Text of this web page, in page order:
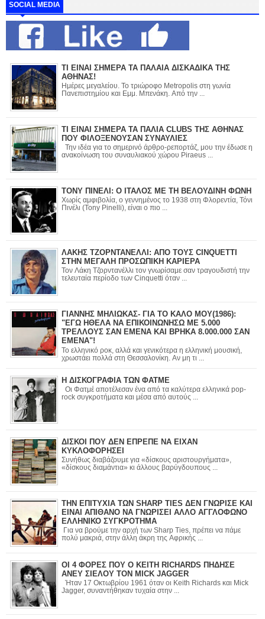
SOCIAL MEDIA
ΤΙ ΕΙΝΑΙ ΣΗΜΕΡΑ ΤΑ ΠΑΛΑΙΑ ΔΙΣΚΑΔΙΚΑ ΤΗΣ
ΑΘΗΝΑΣ!
Ημέρες μεγαλείου. Το τριώροφο Metropolis στη γωνία
Πανεπιστημίου και Εμμ. Μπενάκη. Από την ...
ΤΙ ΕΙΝΑΙ ΣΗΜΕΡΑ ΤΑ ΠΑΛΙΑ CLUBS ΤΗΣ ΑΘΗΝΑΣ
ΠΟΥ ΦΙΛΟΞΕΝΟΥΣΑΝ ΣΥΝΑΥΛΙΕΣ
Την ιδέα για το σημερινό άρθρο-ρεπορτάζ, μου την έδωσε η
ανακοίνωση του συναυλιακού χώρου Piraeus ...
ΤΟΝΥ ΠΙΝΕΛΙ: Ο ΙΤΑΛΟΣ ΜΕ ΤΗ ΒΕΛΟΥΔΙΝΗ ΦΩΝΗ
Χωρίς αμφιβολία, ο γεννημένος το 1938 στη Φλορεντία, Τόνι
Πινέλι (Tony Pinelli), είναι ο πιο ...
ΛΑΚΗΣ ΤΖΟΡΝΤΑΝΕΛΛΙ: ΑΠΟ ΤΟΥΣ CINQUETTI
ΣΤΗΝ ΜΕΓΑΛΗ ΠΡΟΣΩΠΙΚΗ ΚΑΡΙΕΡΑ
Τον Λάκη Τζορντανέλλι τον γνωρίσαμε σαν τραγουδιστή την
τελευταία περίοδο των Cinquetti όταν ...
ΓΙΑΝΝΗΣ ΜΗΛΙΩΚΑΣ- ΓΙΑ ΤΟ ΚΑΛΟ ΜΟΥ(1986):
"ΕΓΩ ΗΘΕΛΑ ΝΑ ΕΠΙΚΟΙΝΩΝΗΣΩ ΜΕ 5.000
ΤΡΕΛΛΟΥΣ ΣΑΝ ΕΜΕΝΑ ΚΑΙ ΒΡΗΚΑ 8.000.000 ΣΑΝ
ΕΜΕΝΑ"!
Το ελληνικό ροκ, αλλά και γενικότερα η ελληνική μουσική,
χρωστάει πολλά στη Θεσσαλονίκη. Αν μη τι ...
Η ΔΙΣΚΟΓΡΑΦΙΑ ΤΩΝ ΦΑΤΜΕ
Οι Φατμέ αποτέλεσαν ένα από τα καλύτερα ελληνικά pop-
rock συγκροτήματα και μέσα από αυτούς ...
ΔΙΣΚΟΙ ΠΟΥ ΔΕΝ ΕΠΡΕΠΕ ΝΑ ΕΙΧΑΝ
ΚΥΚΛΟΦΟΡΗΣΕΙ
Συνήθως διαβάζουμε για «δίσκους αριστουργήματα»,
«δίσκους διαμάντια» κι άλλους βαρύγδουπους ...
ΤΗΝ ΕΠΙΤΥΧΙΑ ΤΩΝ SHARP TIES ΔΕΝ ΓΝΩΡΙΣΕ ΚΑΙ
ΕΙΝΑΙ ΑΠΙΘΑΝΟ ΝΑ ΓΝΩΡΙΣΕΙ ΑΛΛΟ ΑΓΓΛΟΦΩΝΟ
ΕΛΛΗΝΙΚΟ ΣΥΓΚΡΟΤΗΜΑ
Για να βρούμε την αρχή των Sharp Ties, πρέπει να πάμε
πολύ μακριά, στην άλλη άκρη της Αφρικής ...
ΟΙ 4 ΦΟΡΕΣ ΠΟΥ Ο KEITH RICHARDS ΠΗΔΗΣΕ
ΑΝΕΥ ΣΙΕΛΟΥ ΤΟΝ MICK JAGGER
Ήταν 17 Οκτωβρίου 1961 όταν οι Keith Richards και Mick
Jagger, συναντήθηκαν τυχαία στην ...